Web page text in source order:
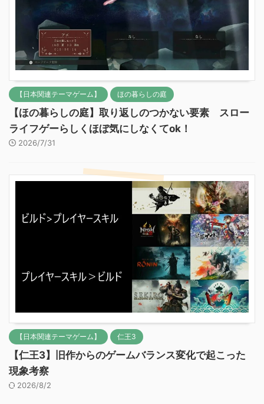
【日本関連テーマゲーム】 ほの暮らしの庭
【ほの暮らしの庭】取り返しのつかない要素 スロー
ライフゲーらしくほぼ気にしなくてok！
2026/7/31
【日本関連テーマゲーム】 仁王3
【仁王3】旧作からのゲームバランス変化で起こった
現象考察
2026/8/2